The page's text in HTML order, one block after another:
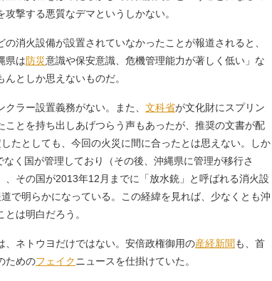
攻撃する悪質なデマというしかない。
消火設備が設置されていなかったことが報道されると、
県は防災意識や保安意識、危機管理能力が著しく低い」な
としか思えないものだ。
ラー設置義務がない。また、 文科省が文化財にスプリン
とを持ち出しあげつらう声もあったが、推奨の文書が配
たとしても、今回の火災に間に合ったとは思えない。しか
く国が管理しており（その後、沖縄県に管理が移行さ
その国が2013年12月までに「放水銃」と呼ばれる消火設
で明らかになっている。この経緯を見れば、少なくとも沖
は明白だろう。
ネトウヨだけではない。安倍政権御用の産経新聞も、首
ためのフェイクニュースを仕掛けていた。